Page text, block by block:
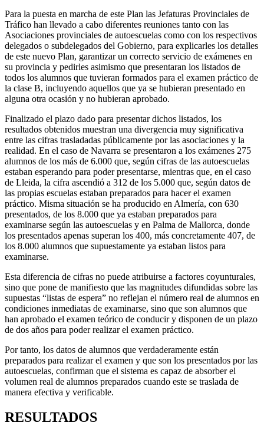
Para la puesta en marcha de este Plan las Jefaturas Provinciales de
Tráfico han llevado a cabo diferentes reuniones tanto con las
Asociaciones provinciales de autoescuelas como con los respectivos
delegados o subdelegados del Gobierno, para explicarles los detalles
de este nuevo Plan, garantizar un correcto servicio de exámenes en
su provincia y pedirles asimismo que presentaran los listados de
todos los alumnos que tuvieran formados para el examen práctico de
la clase B, incluyendo aquellos que ya se hubieran presentado en
alguna otra ocasión y no hubieran aprobado.
Finalizado el plazo dado para presentar dichos listados, los
resultados obtenidos muestran una divergencia muy significativa
entre las cifras trasladadas públicamente por las asociaciones y la
realidad. En el caso de Navarra se presentaron a los exámenes 275
alumnos de los más de 6.000 que, según cifras de las autoescuelas
estaban esperando para poder presentarse, mientras que, en el caso
de Lleida, la cifra ascendió a 312 de los 5.000 que, según datos de
las propias escuelas estaban preparados para hacer el examen
práctico. Misma situación se ha producido en Almería, con 630
presentados, de los 8.000 que ya estaban preparados para
examinarse según las autoescuelas y en Palma de Mallorca, donde
los presentados apenas superan los 400, más concretamente 407, de
los 8.000 alumnos que supuestamente ya estaban listos para
examinarse.
Esta diferencia de cifras no puede atribuirse a factores coyunturales,
sino que pone de manifiesto que las magnitudes difundidas sobre las
supuestas “listas de espera” no reflejan el número real de alumnos en
condiciones inmediatas de examinarse, sino que son alumnos que
han aprobado el examen teórico de conducir y disponen de un plazo
de dos años para poder realizar el examen práctico.
Por tanto, los datos de alumnos que verdaderamente están
preparados para realizar el examen y que son los presentados por las
autoescuelas, confirman que el sistema es capaz de absorber el
volumen real de alumnos preparados cuando este se traslada de
manera efectiva y verificable.
RESULTADOS